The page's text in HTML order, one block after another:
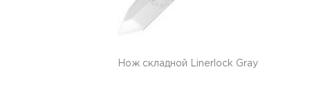
Нож складной Linerlock Gray